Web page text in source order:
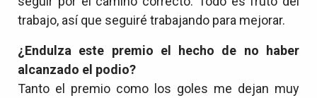
trabajo, así que seguiré trabajando para mejorar.
¿Endulza este premio el hecho de no haber
alcanzado el podio?
Tanto el premio como los goles me dejan muy